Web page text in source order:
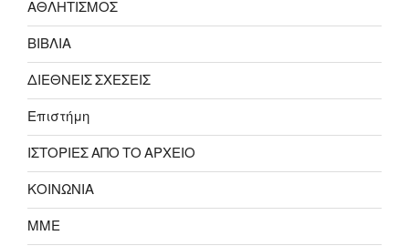
ΑΘΛΗΤΙΣΜΟΣ
ΒΙΒΛΙΑ
ΔΙΕΘΝΕΙΣ ΣΧΕΣΕΙΣ
Επιστήμη
ΙΣΤΟΡΙΕΣ ΑΠΟ ΤΟ ΑΡΧΕΙΟ
ΚΟΙΝΩΝΙΑ
ΜΜΕ